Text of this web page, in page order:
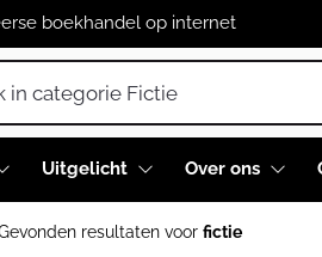
boekhandel op internet
Uitgelicht Over ons
resultaten voor fictie